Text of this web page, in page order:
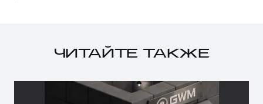
ЧИТАЙТЕ ТАКЖЕ